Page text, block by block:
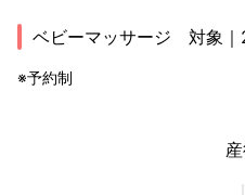
ベビーマッサージ 対象｜
※予約制